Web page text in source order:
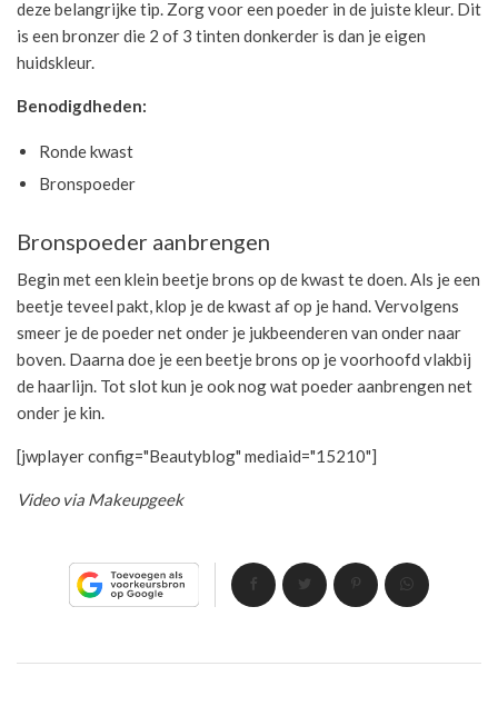
deze belangrijke tip. Zorg voor een poeder in de juiste kleur. Dit
is een bronzer die 2 of 3 tinten donkerder is dan je eigen
huidskleur.
Benodigdheden:
Ronde kwast
Bronspoeder
Bronspoeder aanbrengen
Begin met een klein beetje brons op de kwast te doen. Als je een
beetje teveel pakt, klop je de kwast af op je hand. Vervolgens
smeer je de poeder net onder je jukbeenderen van onder naar
boven. Daarna doe je een beetje brons op je voorhoofd vlakbij
de haarlijn. Tot slot kun je ook nog wat poeder aanbrengen net
onder je kin.
[jwplayer config="Beautyblog" mediaid="15210"]
Video via Makeupgeek